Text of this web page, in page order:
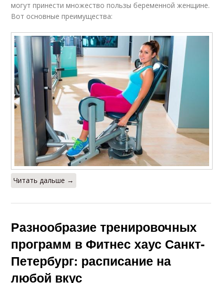
могут принести множество пользы беременной женщине.
Вот основные преимущества:
Читать дальше →
Разнообразие тренировочных
программ в Фитнес хаус Санкт-
Петербург: расписание на
любой вкус